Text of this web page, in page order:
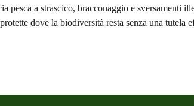
pesca a strascico, bracconaggio e sversamenti
dove la biodiversità resta senza una tutela